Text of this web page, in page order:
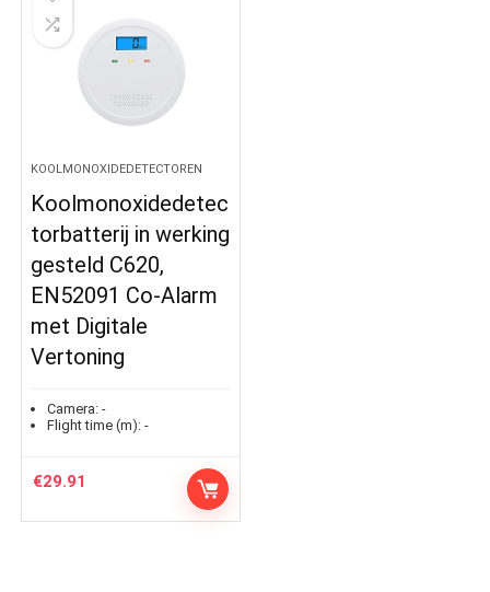
KOOLMONOXIDEDETECTOREN
Koolmonoxidedetec
torbatterij in werking
gesteld C620,
EN52091 Co-Alarm
met Digitale
Vertoning
Camera: -
Flight time (m): -
€29.91